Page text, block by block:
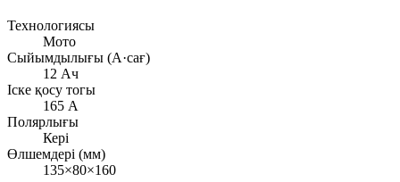
Технологиясы
Мото
Сыйымдылығы (А·сағ)
12 Ач
Іске қосу тогы
165 А
Полярлығы
Кері
Өлшемдері (мм)
135×80×160